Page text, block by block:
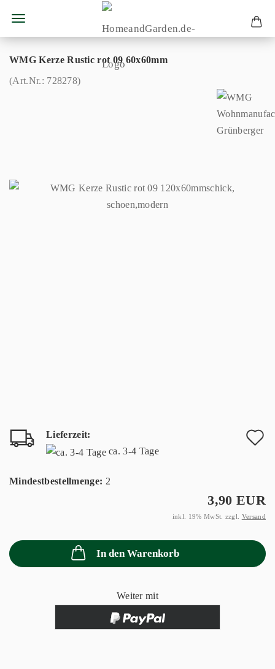
WMG Kerze Rustic rot 09 60x60mm
(Art.Nr.: 728278)
Lieferzeit:
ca. 3-4 Tage
Mindestbestellmenge: 2
3,90 EUR
inkl. 19% MwSt. zzgl. Versand
In den Warenkorb
Weiter mit